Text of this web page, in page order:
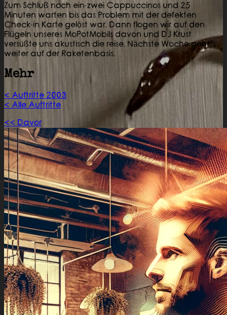
Zum Schluß noch ein-zwei Cappuccinos und 25
Minuten warten bis das Problem mit der defekten
Check-in Karte gelöst war. Dann flogen wir auf den
Flügeln unseres MoPotMobils davon und DJ Krust
versüßte uns akustisch die reise. Nächste Woche geht’s
weiter auf der Raketenbasis.
Mehr
< Auftritte 2003
< Alle Auftritte
<< Davor